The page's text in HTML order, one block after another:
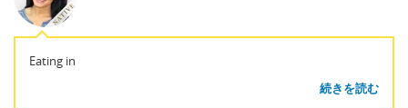
Eating in
続きを読む